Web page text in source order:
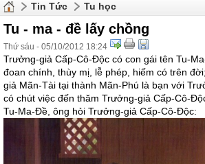
Tin Tức Tu học
Tu - ma - đề lấy chồng
Thứ sáu - 05/10/2012 18:24
Trưởng-giả Cấp-Cô-Độc có con gái tên Tu-
đoan chính, thùy mị, lễ phép, hiếm có trên
giả Mãn-Tài tại thành Mãn-Phú là bạn với
có chút việc đến thăm Trưởng-giả Cấp-Cô-
Tu-Ma-Đề, ông hỏi Trưởng-giả Cấp-Cô-Độc: